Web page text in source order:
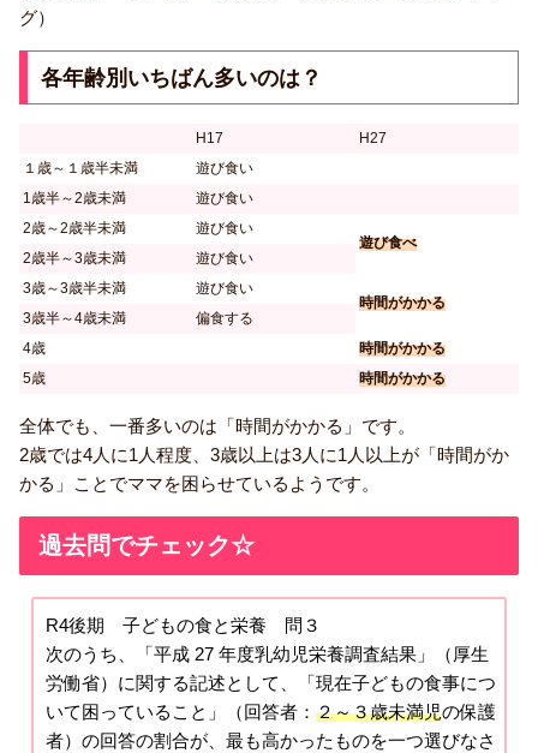
グ）
各年齢別いちばん多いのは？
H17
H27
１歳～１歳半未満
遊び食い
1歳半～2歳未満
遊び食い
2歳～2歳半未満
遊び食い
遊び食べ
2歳半～3歳未満
遊び食い
3歳～3歳半未満
遊び食い
時間がかかる
3歳半～4歳未満
偏食する
4歳
時間がかかる
5歳
時間がかかる
全体でも、一番多いのは「時間がかかる」です。
2歳では4人に1人程度、3歳以上は3人に1人以上が「時間がか
かる」ことでママを困らせているようです。
過去問でチェック☆
R4後期 子どもの食と栄養 問３
次のうち、「平成 27 年度乳幼児栄養調査結果」（厚生
労働省）に関する記述として、「現在子どもの食事につ
いて困っていること」（回答者： ２～３歳未満児の保護
者）の回答の割合が、最も高かったものを一つ選びなさ